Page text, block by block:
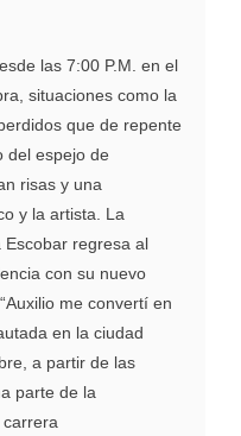
las 7:00 P.M. en el
situaciones como la
que de repente
del espejo de
risas y una
y la artista. La
Escobar regresa al
con su nuevo
me convertí en
en la ciudad
a partir de las
parte de la